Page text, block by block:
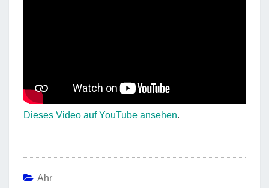
Dieses Video auf YouTube ansehen.
Ahr